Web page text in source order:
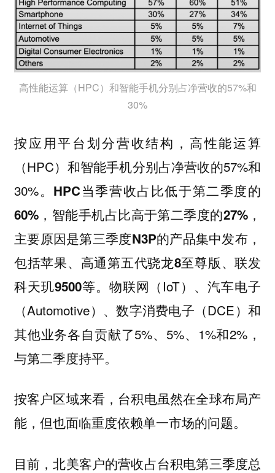
高性能运算（HPC）和智能手机分别占净营收的57%和
30%
按应用平台划分营收结构，高性能运算
（HPC）和智能手机分别占净营收的57%和
30%。 HPC当季营收占比低于第二季度的
60%，智能手机占比高于第二季度的27%，
主要原因是第三季度N3P的产品集中发布，
包括苹果、高通第五代骁龙8至尊版、联发
科天玑9500等。物联网（IoT）、汽车电子
（Automotive）、数字消费电子（DCE）和
其他业务各自贡献了5%、5%、1%和2%，
与第二季度持平。
按客户区域来看，台积电虽然在全球布局产
能，但也面临重度依赖单一市场的问题。
目前，北美客户的营收占台积电第三季度总